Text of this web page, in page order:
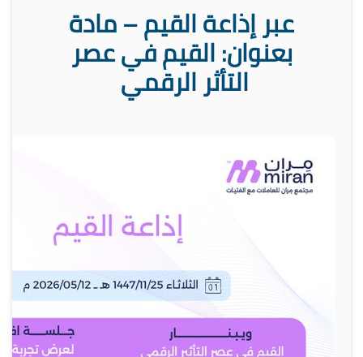
عبر إذاعة القيم – مادة
بعنوان: القيم في عصر
التأثر الرقمي